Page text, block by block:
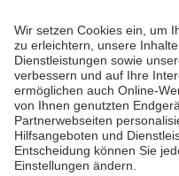
Aus- &
Jobs